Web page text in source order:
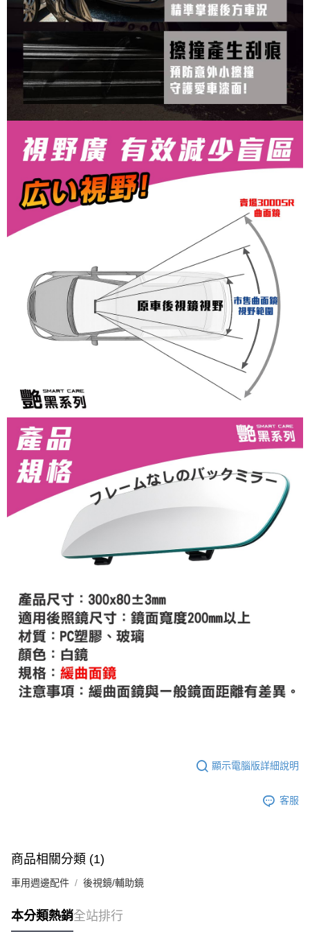
顯示電腦版詳細說明
客服
商品相關分類 (1)
車用週邊配件 後視鏡/輔助鏡
本分類熱銷全站排行